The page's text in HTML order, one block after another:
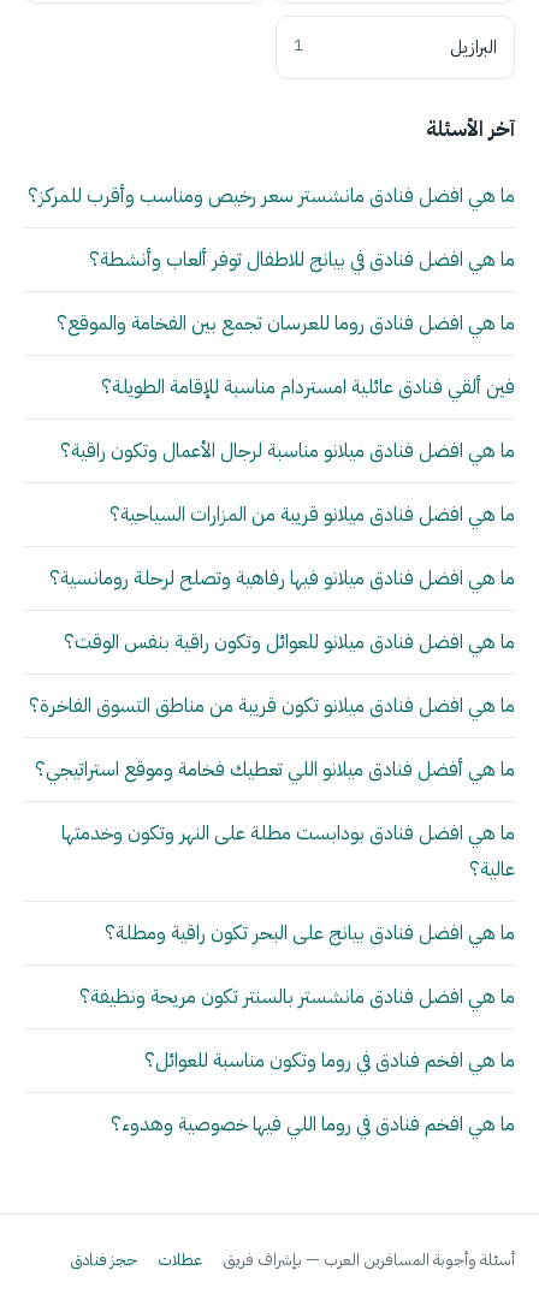
البرازيل 1
آخر الأسئلة
ما هي افضل فنادق مانشستر سعر رخيص ومناسب وأقرب للمركز؟
ما هي افضل فنادق في بيانج للاطفال توفر ألعاب وأنشطة؟
ما هي افضل فنادق روما للعرسان تجمع بين الفخامة والموقع؟
فين ألقي فنادق عائلية امستردام مناسبة للإقامة الطويلة؟
ما هي افضل فنادق ميلانو مناسبة لرجال الأعمال وتكون راقية؟
ما هي افضل فنادق ميلانو قريبة من المزارات السياحية؟
ما هي افضل فنادق ميلانو فيها رفاهية وتصلح لرحلة رومانسية؟
ما هي افضل فنادق ميلانو للعوائل وتكون راقية بنفس الوقت؟
ما هي افضل فنادق ميلانو تكون قريبة من مناطق التسوق الفاخرة؟
ما هي أفضل فنادق ميلانو اللي تعطيك فخامة وموقع استراتيجي؟
ما هي افضل فنادق بودابست مطلة على النهر وتكون وخدمتها
عالية؟
ما هي افضل فنادق بيانج على البحر تكون راقية ومطلة؟
ما هي افضل فنادق مانشستر بالسنتر تكون مريحة ونظيفة؟
ما هي افخم فنادق في روما وتكون مناسبة للعوائل؟
ما هي افخم فنادق في روما اللي فيها خصوصية وهدوء؟
أسئلة وأجوبة المسافرين العرب — بإشراف فريق عطلات حجز فنادق